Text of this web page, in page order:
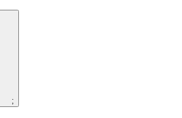
;